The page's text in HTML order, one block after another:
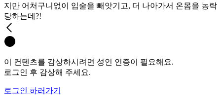
지만 어처구니없이 입술을 빼앗기고, 더 나아가서 온몸을 농락
당하는데?!
이 컨텐츠를 감상하시려면 성인 인증이 필요해요.
로그인 후 감상해 주세요.
로그인 하러가기